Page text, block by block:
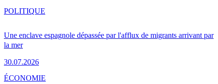
Une enclave espagnole dépassée par l'afflux de migrants arrivant par
la mer
30.07.2026
POLITIQUE
ÉCONOMIE